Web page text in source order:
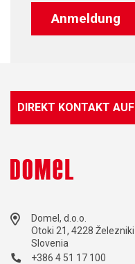
Anmeldung
DIREKT KONTAKT
Domel, d.o.o.
Otoki 21, 4228 Železniki
Slovenia
+386 4 51 17 100